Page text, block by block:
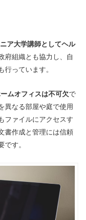
ア大学講師としてヘル
府組織とも協力し、自
っています。
ムオフィスは不可欠で
異なる部屋や庭で使用
ファイルにアクセスす
書作成と管理には信頼
す。